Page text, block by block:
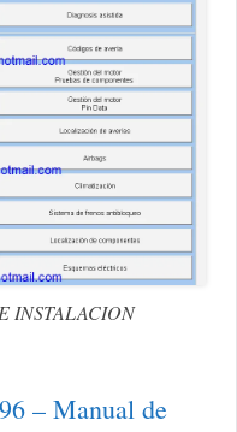
INSTALACION
– Manual de